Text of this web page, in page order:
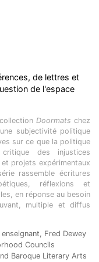
de lettres et
de l'espace
Doormats chez
subjectivité politique
sur ce que la politique
des injustices
projets expérimentaux
rassemble écritures
réflexions et
en réponse au besoin
multiple et diffus
Fred Dewey
Councils
Baroque Literary Arts